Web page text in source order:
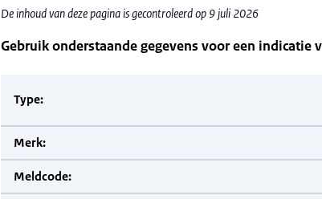
De inhoud van deze pagina is gecontroleerd op 9 juli 2026
Gebruik onderstaande gegevens voor een indicatie
Type:
Merk:
Meldcode: